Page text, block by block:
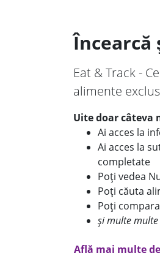
Încearcă
Eat & Track -
alimente
Uite doar câteva
Ai acces la
Ai acces la
completate
Poți vedea
Poți căuta
Poți
și multe multe
Află mai multe